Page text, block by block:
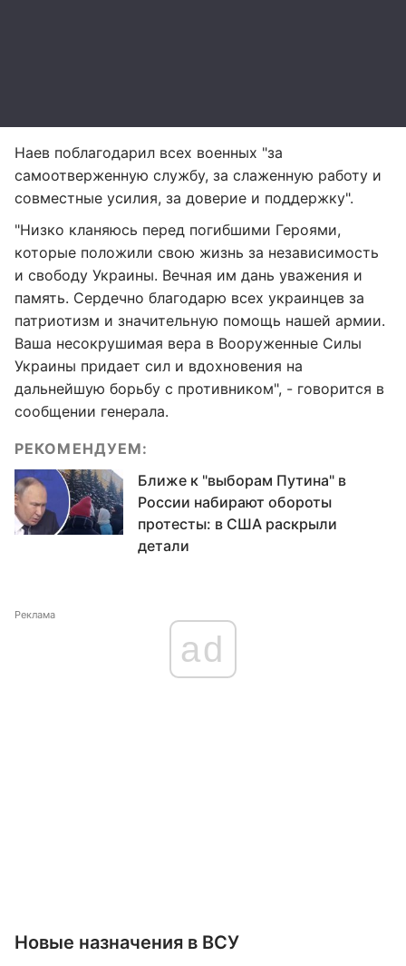
Наев поблагодарил всех военных "за
самоотверженную службу, за слаженную работу и
совместные усилия, за доверие и поддержку".
"Низко кланяюсь перед погибшими Героями,
которые положили свою жизнь за независимость
и свободу Украины. Вечная им дань уважения и
память. Сердечно благодарю всех украинцев за
патриотизм и значительную помощь нашей армии.
Ваша несокрушимая вера в Вооруженные Силы
Украины придает сил и вдохновения на
дальнейшую борьбу с противником", - говорится в
сообщении генерала.
РЕКОМЕНДУЕМ:
Ближе к "выборам Путина" в
России набирают обороты
протесты: в США раскрыли
детали
Реклама
ad
Новые назначения в ВСУ